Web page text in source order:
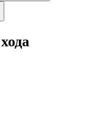
хода